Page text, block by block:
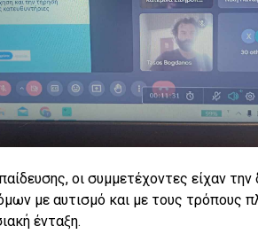
οι συμμετέχοντες είχαν
με αυτισμό και με τους τρόπους
ένταξη.